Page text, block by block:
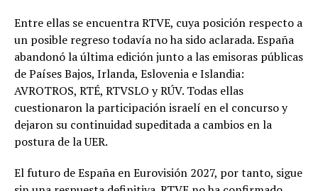
Entre ellas se encuentra RTVE, cuya posición respecto a
un posible regreso todavía no ha sido aclarada. España
abandonó la última edición junto a las emisoras públicas
de Países Bajos, Irlanda, Eslovenia e Islandia:
AVROTROS, RTÉ, RTVSLO y RÚV. Todas ellas
cuestionaron la participación israelí en el concurso y
dejaron su continuidad supeditada a cambios en la
postura de la UER.
El futuro de España en Eurovisión 2027, por tanto, sigue